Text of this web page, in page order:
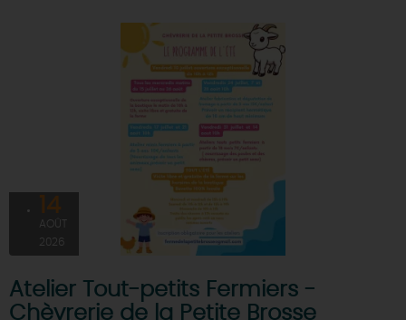
14
AOÛT
2026
Atelier Tout-petits Fermiers -
Chèvrerie de la Petite Brosse